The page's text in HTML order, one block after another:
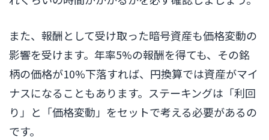
また、報酬として受け取った暗号資産も価格変動の
影響を受けます。年率5%の報酬を得ても、その銘
柄の価格が10%下落すれば、円換算では資産がマイ
ナスになることもあります。ステーキングは「利回
り」と「価格変動」をセットで考える必要があるの
です。